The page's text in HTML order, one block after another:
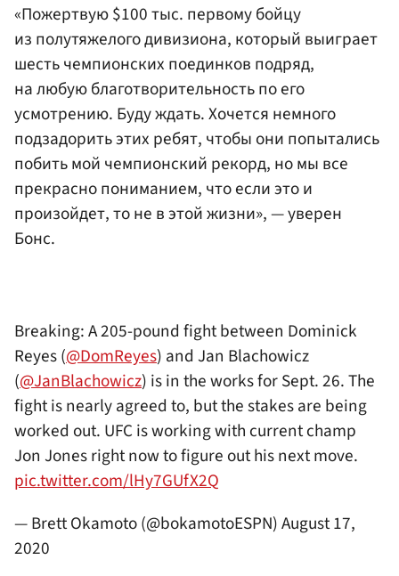
«Пожертвую $100 тыс. первому бойцу
из полутяжелого дивизиона, который выиграет
шесть чемпионских поединков подряд,
на любую благотворительность по его
усмотрению. Буду ждать. Хочется немного
подзадорить этих ребят, чтобы они попытались
побить мой чемпионский рекорд, но мы все
прекрасно пониманием, что если это и
произойдет, то не в этой жизни», — уверен
Бонс.
Breaking: A 205-pound fight between Dominick
Reyes (@DomReyes) and Jan Blachowicz
(@JanBlachowicz) is in the works for Sept. 26. The
fight is nearly agreed to, but the stakes are being
worked out. UFC is working with current champ
Jon Jones right now to figure out his next move.
pic.twitter.com/lHy7GUfX2Q
— Brett Okamoto (@bokamotoESPN)August 17,
2020